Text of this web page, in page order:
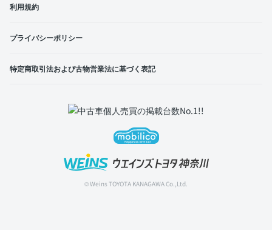
利用規約
プライバシーポリシー
特定商取引法および古物営業法に基づく表記
© Weins TOYOTA KANAGAWA Co.,Ltd.